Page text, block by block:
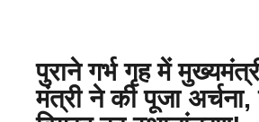
पुराने गर्भ गृह में
मंत्री ने की पूजा